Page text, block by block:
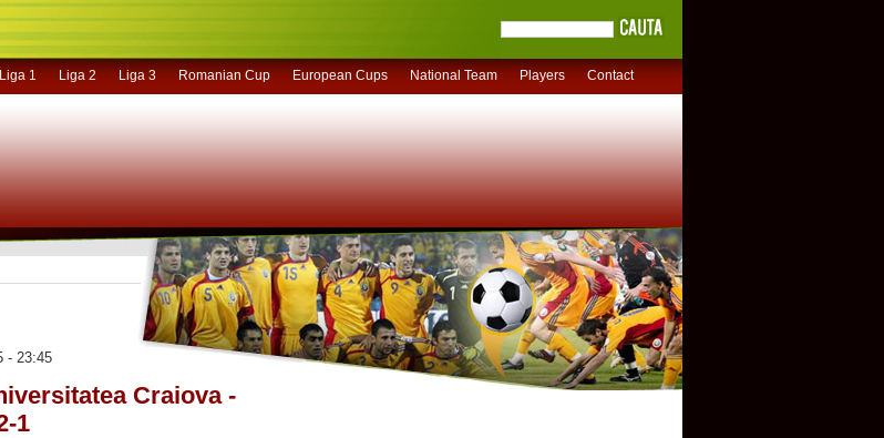
Liga 1 Liga 2 Liga 3 Romanian Cup European Cups National Team Players Contact
- 23:45
Craiova -
1